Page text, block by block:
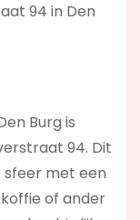
94 in Den
Burg is
94. Dit
met een
of ander